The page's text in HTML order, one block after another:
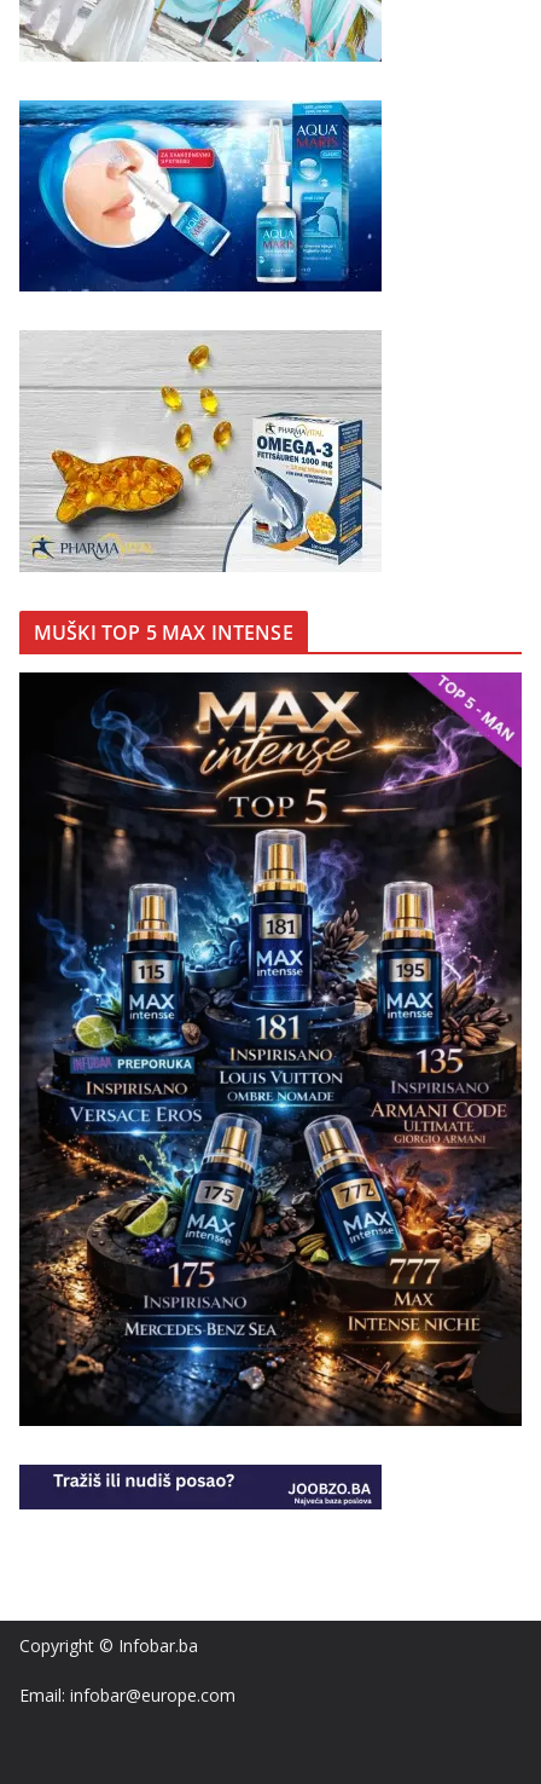
MUŠKI TOP 5 MAX INTENSE
Copyright © Infobar.ba
Email: infobar@europe.com